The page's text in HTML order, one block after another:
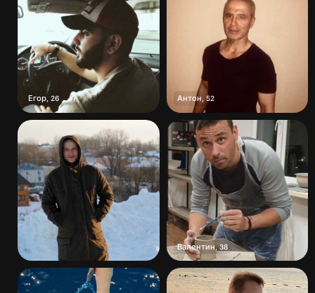
Егор 26 Антон 52
Валентин,38